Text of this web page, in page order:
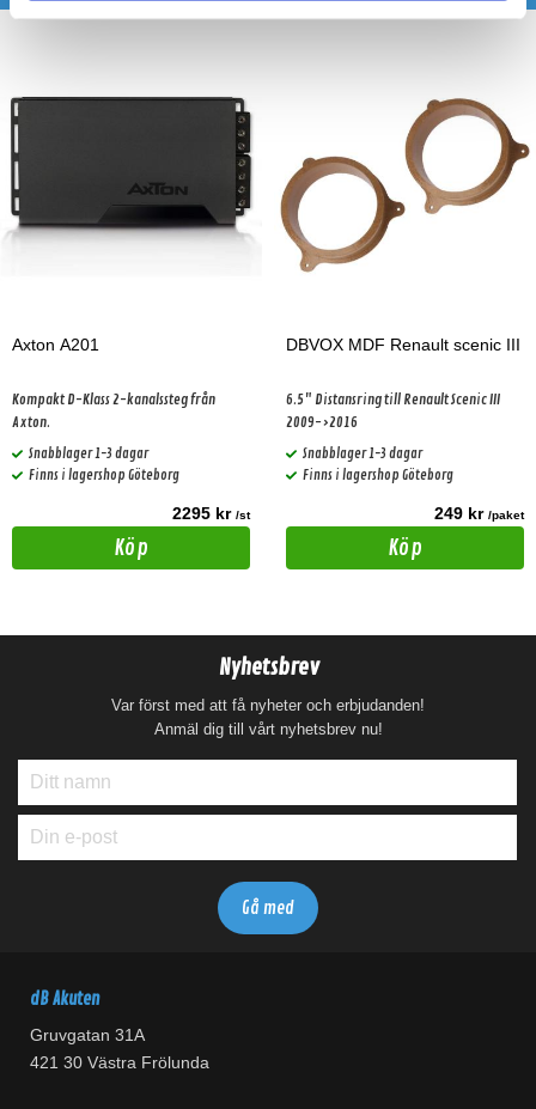
Axton A201
Kompakt D-Klass 2-kanalssteg från
Axton.
Snabblager 1-3 dagar
Finns i lagershop Göteborg
2295 kr /st
Köp
DBVOX MDF Renault scenic III
6.5" Distansring till Renault Scenic III
2009->2016
Snabblager 1-3 dagar
Finns i lagershop Göteborg
249 kr /paket
Köp
Nyhetsbrev
Var först med att få nyheter och erbjudanden!
Anmäl dig till vårt nyhetsbrev nu!
dB Akuten
Gruvgatan 31A
421 30 Västra Frölunda